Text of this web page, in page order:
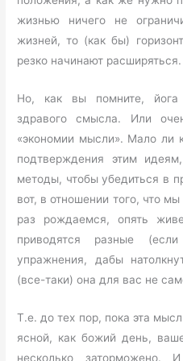
жизнью ничего не
жизней, то (как бы)
резко начинают расширяться.
Но, как вы помните, йога
здравого смысла. Или
«экономии мысли». Мало ли
подтверждения этим
методы, чтобы убедиться в
вот, в отношении того, что
раз рождаемся, опять
приводятся разные (если
упражнения, дабы
(все-таки) она для вас не
Т.е. до тех пор, пока эта
ясной, как божий день,
несколько заторможено.